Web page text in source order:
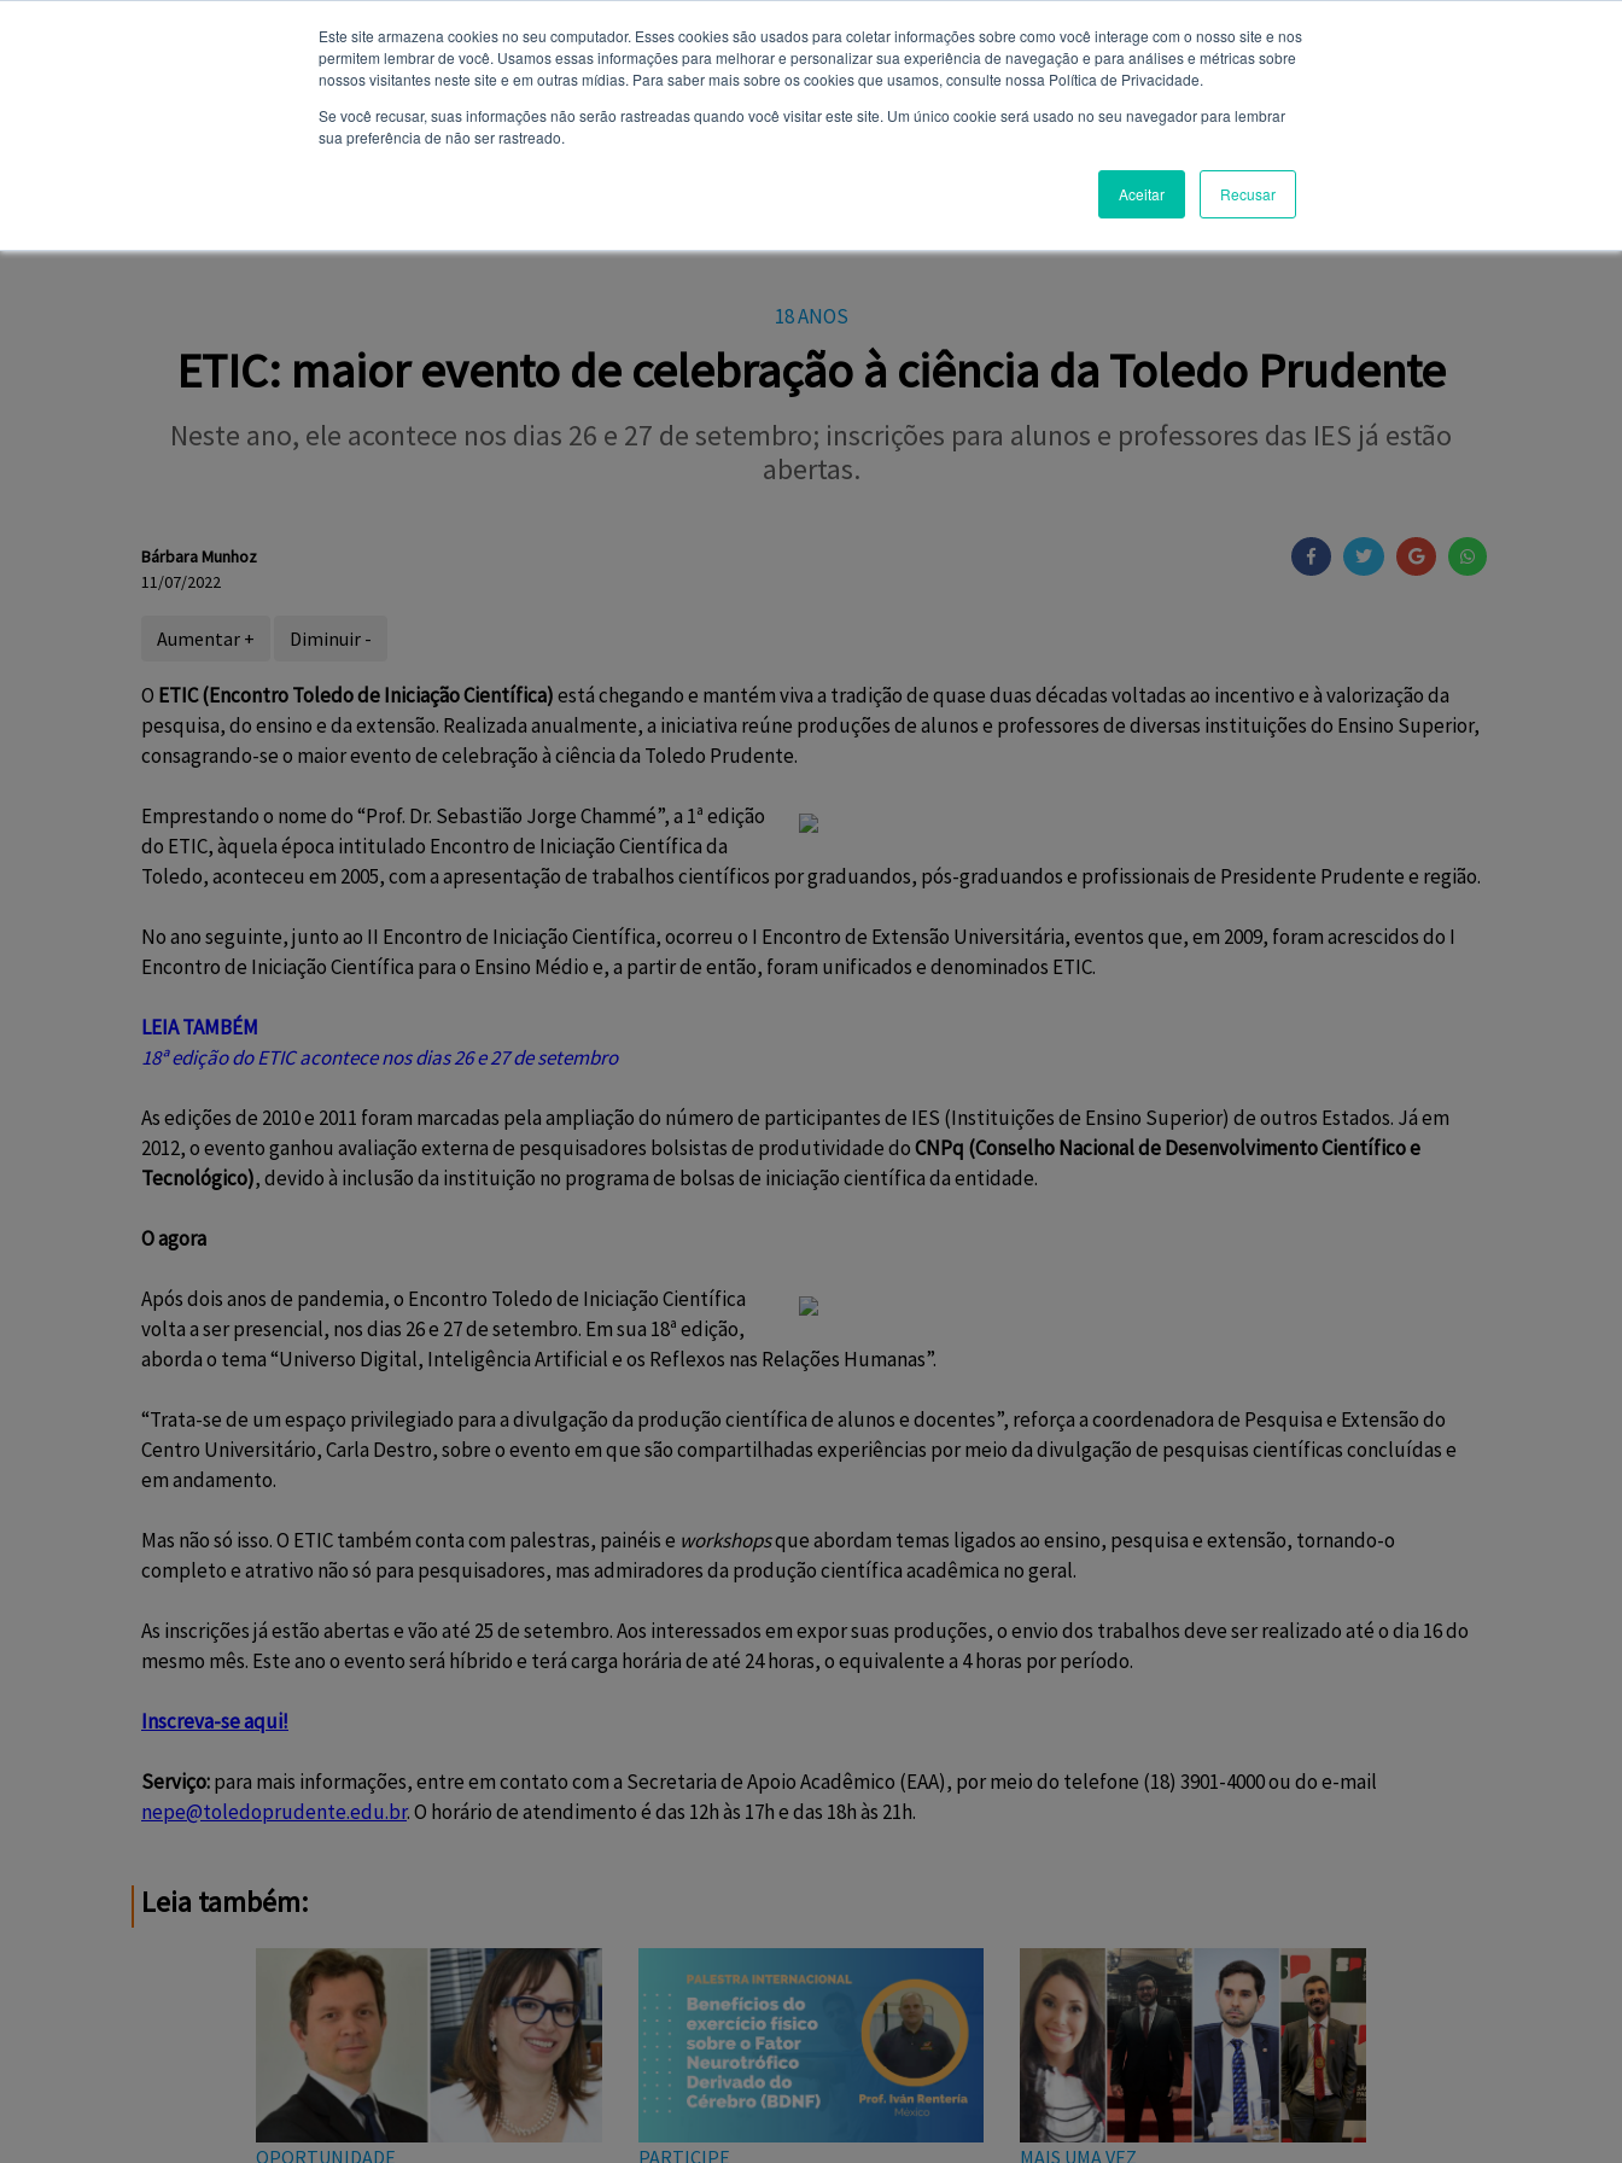
Este site armazena cookies no seu computador. Esses cookies são usados ​​para coletar informações sobre como você interage com o nosso site e nos
permitem lembrar de você. Usamos essas informações para melhorar e personalizar sua experiência de navegação e para análises e métricas sobre
nossos visitantes neste site e em outras mídias. Para saber mais sobre os cookies que usamos, consulte nossa Política de Privacidade.
Se você recusar, suas informações não serão rastreadas quando você visitar este site. Um único cookie será usado no seu navegador para lembrar
sua preferência de não ser rastreado.
Aceitar Recusar
NOTÍCIAS
9 de agosto de 2026
OPINIÃO FALE CONOSCO CLUBE DE SERVIÇOS
18 ANOS
ETIC: maior evento de celebração à ciência da Toledo Prudente
Neste ano, ele acontece nos dias 26 e 27 de setembro; inscrições para alunos e professores das IES já estão
abertas.
Bárbara Munhoz
11/07/2022
Aumentar + Diminuir -
O ETIC (Encontro Toledo de Iniciação Científica)está chegando e mantém viva a tradição de quase duas décadas voltadas ao incentivo e à valorização da
pesquisa, do ensino e da extensão. Realizada anualmente, a iniciativa reúne produções de alunos e professores de diversas instituições do Ensino Superior,
consagrando-se o maior evento de celebração à ciência da Toledo Prudente.
Emprestando o nome do “Prof. Dr. Sebastião Jorge Chammé”, a 1ª edição
do ETIC, àquela época intitulado Encontro de Iniciação Científica da
Toledo, aconteceu em 2005, com a apresentação de trabalhos científicos por graduandos, pós-graduandos e profissionais de Presidente Prudente e região.
No ano seguinte, junto ao II Encontro de Iniciação Científica, ocorreu o I Encontro de Extensão Universitária, eventos que, em 2009, foram acrescidos do I
Encontro de Iniciação Científica para o Ensino Médio e, a partir de então, foram unificados e denominados ETIC.
LEIA TAMBÉM
18ª edição do ETIC acontece nos dias 26 e 27 de setembro
As edições de 2010 e 2011 foram marcadas pela ampliação do número de participantes de IES (Instituições de Ensino Superior) de outros Estados. Já em
2012, o evento ganhou avaliação externa de pesquisadores bolsistas de produtividade doCNPq (Conselho Nacional de Desenvolvimento Científico e
Tecnológico), devido à inclusão da instituição no programa de bolsas de iniciação científica da entidade.
O agora
Após dois anos de pandemia, o Encontro Toledo de Iniciação Científica
volta a ser presencial, nos dias 26 e 27 de setembro. Em sua 18ª edição,
aborda o tema “Universo Digital, Inteligência Artificial e os Reflexos nas Relações Humanas”.
“Trata-se de um espaço privilegiado para a divulgação da produção científica de alunos e docentes”, reforça a coordenadora de Pesquisa e Extensão do
Centro Universitário, Carla Destro, sobre o evento em que são compartilhadas experiências por meio da divulgação de pesquisas científicas concluídas e
em andamento.
Mas não só isso. O ETIC também conta com palestras, painéis e workshopsque abordam temas ligados ao ensino, pesquisa e extensão, tornando-o
completo e atrativo não só para pesquisadores, mas admiradores da produção científica acadêmica no geral.
As inscrições já estão abertas e vão até 25 de setembro. Aos interessados em expor suas produções, o envio dos trabalhos deve ser realizado até o dia 16 do
mesmo mês. Este ano o evento será híbrido e terá carga horária de até 24 horas, o equivalente a 4 horas por período.
Inscreva-se aqui!
Serviço:para mais informações, entre em contato com a Secretaria de Apoio Acadêmico (EAA), por meio do telefone (18) 3901-4000 ou do e-mail
nepe@toledoprudente.edu.br. O horário de atendimento é das 12h às 17h e das 18h às 21h.
Leia também:
OPORTUNIDADE PARTICIPE MAIS UMA VEZ
Você quer receber notificações e não perder nenhuma notícia
importante?